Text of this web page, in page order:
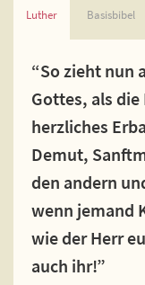
Luther Basisbibel
“So zieht nun
Gottes, als
herzliches
Demut,
den andern
wenn jemand
wie der Herr
auch ihr!”